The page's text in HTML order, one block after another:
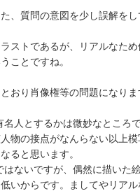
、質問の意図を少し誤解をし
ストであるが、リアルなた
ことですね。
おり肖像権等の問題になりま
人とするかは微妙なところ
物の接点がなんらない以上
ると思います。
ないですが、偶然に描いた
いからです。ましてやリア